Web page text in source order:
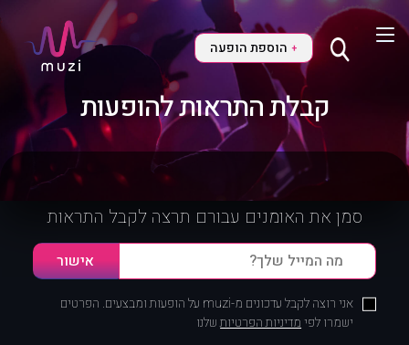
+ הוספת הופעה
קבלת התראות להופעות
סמן את האומנים עבורם תרצה לקבל התראות
אני רוצה לקבל עדכונים מ-muzi על הופעות ומבצעים. הפרטים
ישמרו לפימדיניות הפרטיותשלנו